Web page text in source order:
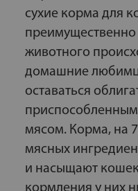
сухие корма для
преимущественно
животного
домашние
оставаться
мясом. Корма, на
мясных
и насыщают